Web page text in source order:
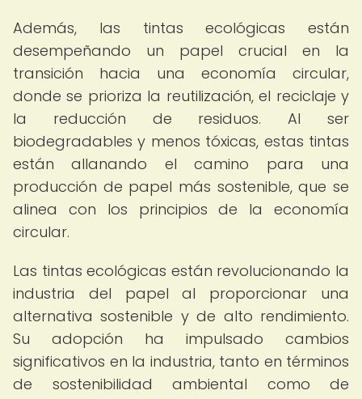
Además, las tintas ecológicas están
desempeñando un papel crucial en la
transición hacia una economía circular,
donde se prioriza la reutilización, el reciclaje y
la reducción de residuos. Al ser
biodegradables y menos tóxicas, estas tintas
están allanando el camino para una
producción de papel más sostenible, que se
alinea con los principios de la economía
circular.
Las tintas ecológicas están revolucionando la
industria del papel al proporcionar una
alternativa sostenible y de alto rendimiento.
Su adopción ha impulsado cambios
significativos en la industria, tanto en términos
de sostenibilidad ambiental como de